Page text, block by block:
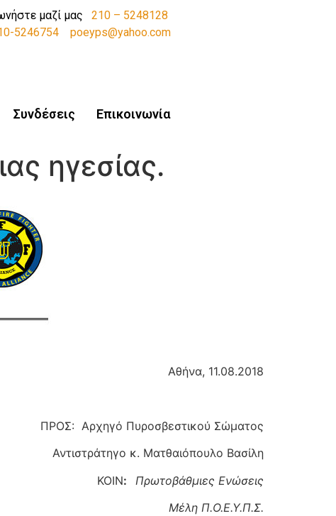
μαζί μας 210 – 5248128
5246754
poeyps@yahoo.com
Συνδέσεις Επικοινωνία
ηγεσίας.
Αθήνα, 11.08.2018
Σώματος
Βασίλη
: Πρωτοβάθμιες Ενώσεις
Π.Ο.Ε.Υ.Π.Σ.